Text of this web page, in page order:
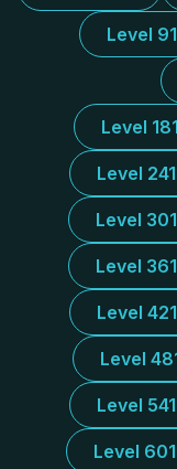
Level
Level
Level
Level
Level
Level
Level
Level
Level